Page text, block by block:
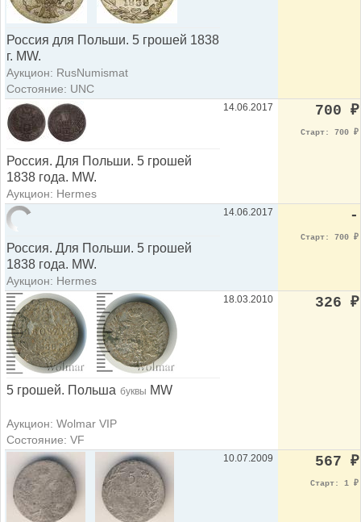
Россия для Польши. 5 грошей 1838
г. MW.
Аукцион: RusNumismat
Состояние: UNC
Россия. Для Польши. 5 грошей
1838 года. МW.
Аукцион: Hermes
14.06.2017 700 ₽
Старт: 700 ₽
Россия. Для Польши. 5 грошей
1838 года. МW.
Аукцион: Hermes
14.06.2017 -
Старт: 700 ₽
5 грошей. Польша буквы MW
Аукцион: Wolmar VIP
Состояние: VF
18.03.2010 326 ₽
10.07.2009 567 ₽
Старт: 1 ₽